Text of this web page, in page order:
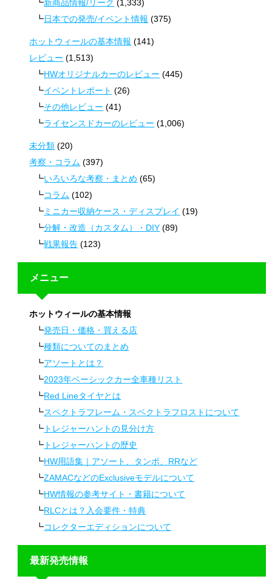
新商品情報/リーク (1,333)
日本での発売/イベント情報 (375)
ホットウィールの基本情報 (141)
レビュー (1,513)
HWオリジナルカーのレビュー (445)
イベントレポート (26)
その他レビュー (41)
ライセンスドカーのレビュー (1,006)
未分類 (20)
考察・コラム (397)
いろいろな考察・まとめ (65)
コラム (102)
ミニカー収納ケース・ディスプレイ (19)
分解・改造（カスタム）・DIY (89)
戦果報告 (123)
メニュー
ホットウィールの基本情報
発売日・価格・買える店
種類についてのまとめ
アソートとは？
2023年ベーシックカー全車種リスト
Red Lineタイヤとは
スペクトラフレーム・スペクトラフロストについて
トレジャーハントの見分け方
トレジャーハントの歴史
HW用語集｜アソート、タンポ、RRなど
ZAMACなどのExclusiveモデルについて
HW情報の参考サイト・書籍について
RLCとは？入会要件・特典
コレクターエディションについて
最新発売情報